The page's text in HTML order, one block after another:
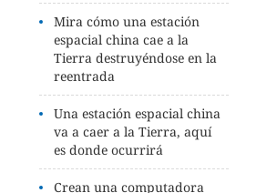
Mira cómo una estación
espacial china cae a la
Tierra destruyéndose en la
reentrada
Una estación espacial china
va a caer a la Tierra, aquí
es donde ocurrirá
Crean una computadora